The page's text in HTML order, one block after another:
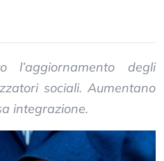
l’aggiornamento degli
sociali. Aumentano
integrazione.